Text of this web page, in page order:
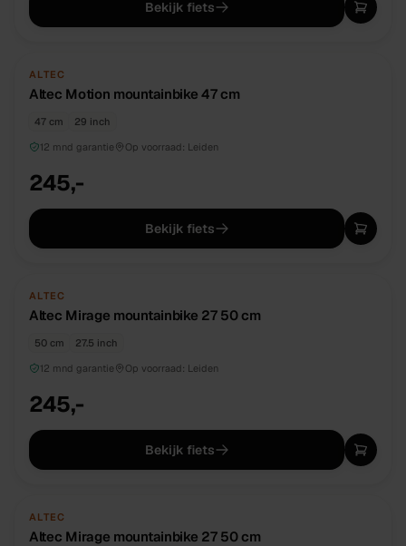
Bekijk fiets
NIEUW
ALTEC
Altec Motion mountainbike 47 cm
47 cm
29 inch
12 mnd garantie
Op voorraad: Leiden
245,-
Bekijk fiets
NIEUW
ALTEC
Altec Mirage mountainbike 27 50 cm
50 cm
27.5 inch
12 mnd garantie
Op voorraad: Leiden
245,-
Bekijk fiets
NIEUW
ALTEC
Altec Mirage mountainbike 27 50 cm